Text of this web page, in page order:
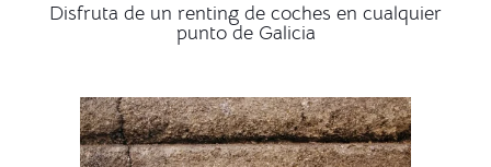
Disfruta de un renting de coches en cualquier
punto de Galicia